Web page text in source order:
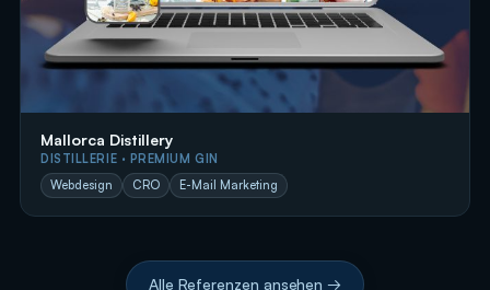
Mallorca Distillery
DISTILLERIE · PREMIUM GIN
Webdesign
CRO E-Mail Marketing
Alle Referenzen ansehen →